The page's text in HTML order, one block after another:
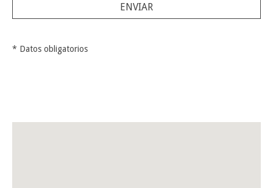
ENVIAR
* Datos obligatorios